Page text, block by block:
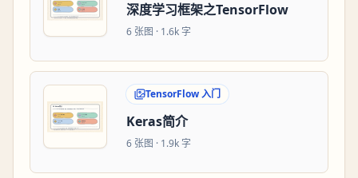
深度学习框架之TensorFlow
6 张图 · 1.6k 字
TensorFlow 入门
Keras简介
6 张图 · 1.9k 字